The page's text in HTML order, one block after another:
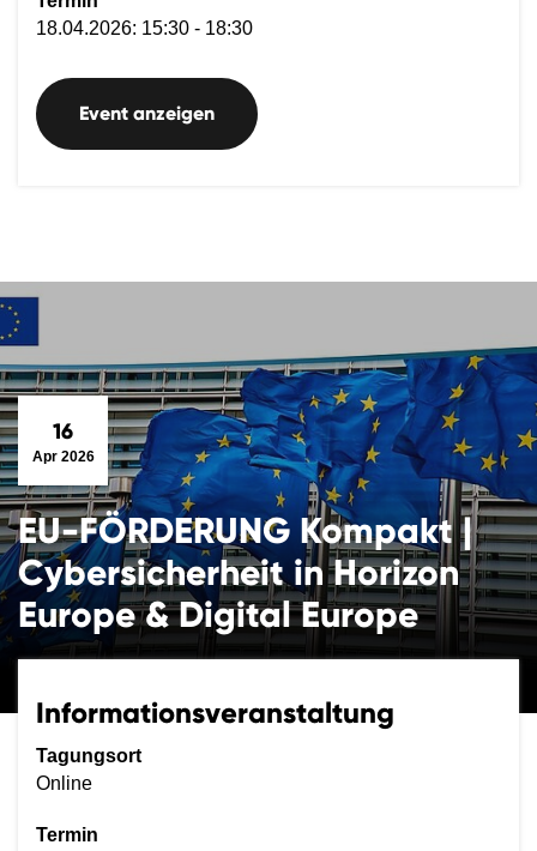
18.04.2026: 15:30 - 18:30
Event anzeigen
16
Apr 2026
EU-FÖRDERUNG Kompakt |
Cybersicherheit in Horizon
Europe & Digital Europe
Informationsveranstaltung
Tagungsort
Online
Termin